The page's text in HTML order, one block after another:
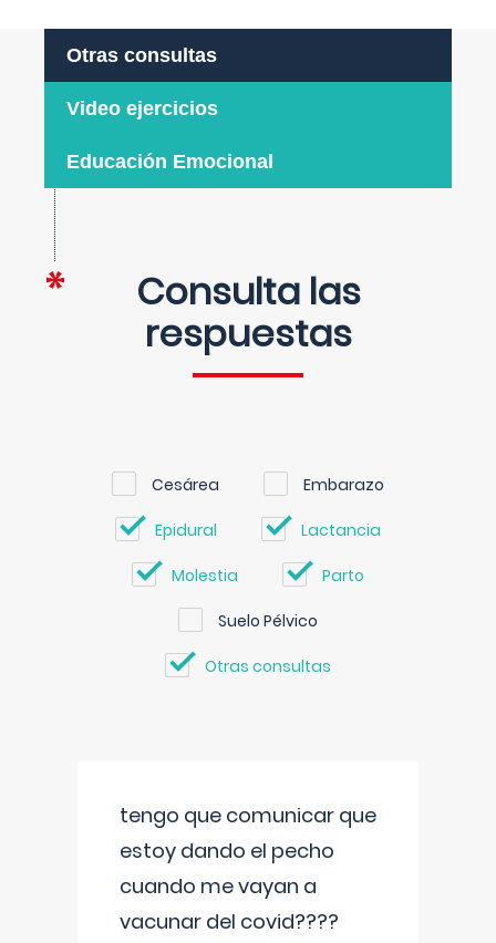
Otras consultas
Video ejercicios
Educación Emocional
Consulta las
respuestas
Cesárea Embarazo
Epidural Lactancia
Molestia Parto
Suelo Pélvico
Otras consultas
tengo que comunicar que
estoy dando el pecho
cuando me vayan a
vacunar del covid????